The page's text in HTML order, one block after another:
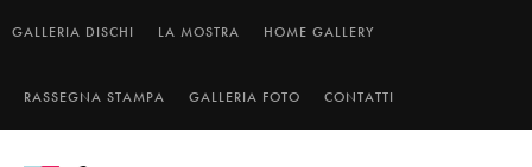
GALLERIA DISCHI LA MOSTRA HOME GALLERY
RASSEGNA STAMPA GALLERIA FOTO CONTATTI